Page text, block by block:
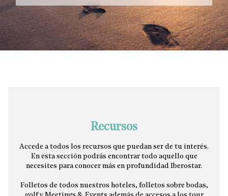
Recursos
Accede a todos los recursos que puedan ser de tu interés.
En esta sección podrás encontrar todo aquello que
necesites para conocer más en profundidad Iberostar.
Folletos de todos nuestros hoteles, folletos sobre bodas,